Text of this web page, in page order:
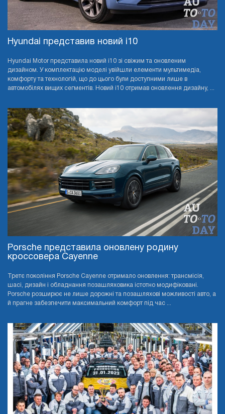
Hyundai представив новий i10
Hyundai Motor представила новий i10 зі свіжим та оновленим
дизайном. У комплектацію моделі увійшли елементи мультимедіа,
комфорту та технологій, що до цього були доступними лише в
автомобілях вищих сегментів. Новий i10 отримав оновлення дизайну, ...
Porsche представила оновлену родину
кроссовера Cayenne
Третє покоління Porsche Cayenne отримало оновлення: трансмісія,
шасі, дизайн і обладнання позашляховика істотно модифіковані.
Porsche розширює не лише дорожні та позашляхові можливості авто, а
й прагне забезпечити максимальний комфорт під час ...